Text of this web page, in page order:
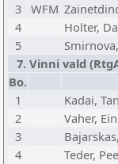
3 WFM
4
Holter,
5
7. Vinni vald
Bo.
1
Kadai,
2
Vaher,
3
4
Teder,